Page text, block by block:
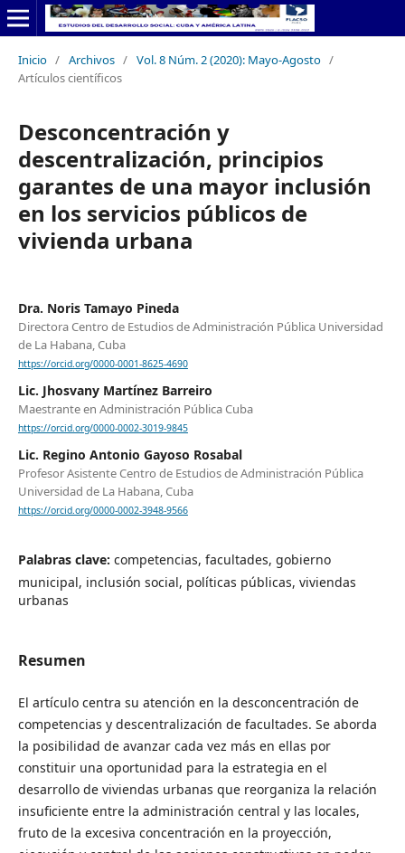
Inicio / Archivos / Vol. 8 Núm. 2 (2020): Mayo-Agosto /
Artículos científicos
Desconcentración y
descentralización, principios
garantes de una mayor inclusión
en los servicios públicos de
vivienda urbana
Dra. Noris Tamayo Pineda
Directora Centro de Estudios de Administración Pública Universidad
de La Habana, Cuba
https://orcid.org/0000-0001-8625-4690
Lic. Jhosvany Martínez Barreiro
Maestrante en Administración Pública Cuba
https://orcid.org/0000-0002-3019-9845
Lic. Regino Antonio Gayoso Rosabal
Profesor Asistente Centro de Estudios de Administración Pública
Universidad de La Habana, Cuba
https://orcid.org/0000-0002-3948-9566
Palabras clave: competencias, facultades, gobierno
municipal, inclusión social, políticas públicas, viviendas
urbanas
Resumen
El artículo centra su atención en la desconcentración de
competencias y descentralización de facultades. Se aborda
la posibilidad de avanzar cada vez más en ellas por
constituir una oportunidad para la estrategia en el
desarrollo de viviendas urbanas que reorganiza la relación
insuficiente entre la administración central y las locales,
fruto de la excesiva concentración en la proyección,